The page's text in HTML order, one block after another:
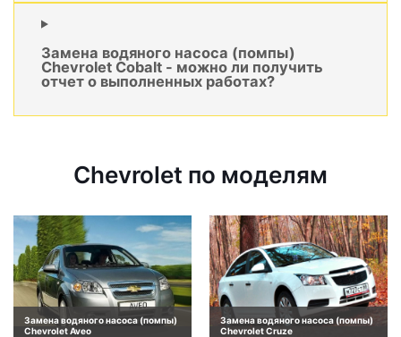
Замена водяного насоса (помпы)
Chevrolet Cobalt - можно ли получить
отчет о выполненных работах?
Chevrolet по моделям
Замена водяного насоса (помпы)
Chevrolet Aveo
Замена водяного насоса (помпы)
Chevrolet Cruze